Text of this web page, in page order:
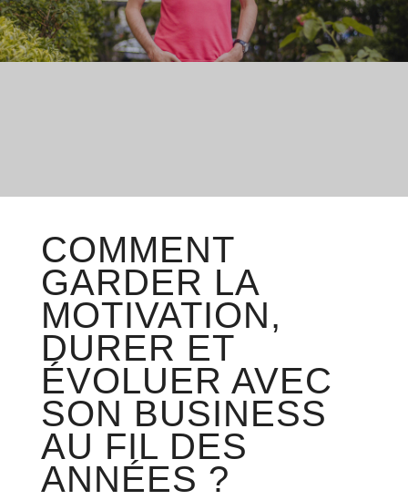
COMMENT
GARDER LA
MOTIVATION,
DURER ET
ÉVOLUER AVEC
SON BUSINESS
AU FIL DES
ANNÉES ?